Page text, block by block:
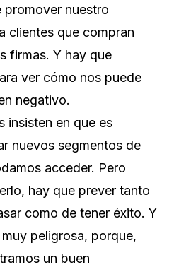
promover nuestro
clientes que compran
firmas. Y hay que
ver cómo nos puede
negativo.
insisten en que es
nuevos segmentos de
acceder. Pero
hay que prever tanto
como de tener éxito. Y
peligrosa, porque,
un buen